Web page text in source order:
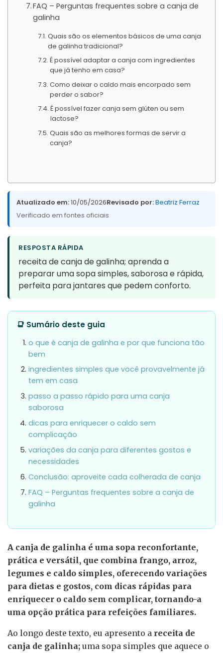
FAQ – Perguntas frequentes sobre a canja de
galinha
Quais são os elementos básicos de uma canja
de galinha tradicional?
É possível adaptar a canja com ingredientes
que já tenho em casa?
Como deixar o caldo mais encorpado sem
perder o sabor?
É possível fazer canja sem glúten ou sem
lactose?
Quais são as melhores formas de servir a
canja?
Atualizado em:10/05/2026Revisado por:Beatriz Ferraz
Verificado em fontes oficiais
RESPOSTA RÁPIDA
receita de canja de galinha; aprenda a
preparar uma sopa simples, saborosa e rápida,
perfeita para jantares que pedem conforto.
📑 Sumário deste guia
o que é canja de galinha e por que funciona tão
bem
ingredientes simples que você provavelmente já
tem em casa
passo a passo rápido para uma canja
saborosa
dicas para enriquecer o caldo sem
complicação
variações da canja para diferentes gostos e
necessidades
Conclusão: aproveite cada colherada de canja
FAQ – Perguntas frequentes sobre a canja de
galinha
A canja de galinha é uma sopa reconfortante,
prática e versátil, que combina frango, arroz,
legumes e caldo simples, oferecendo variações
para dietas e gostos, com dicas rápidas para
enriquecer o caldo sem complicar, tornando-a
uma opção prática para refeições familiares.
Ao longo deste texto, eu apresento a receita de
canja de galinha; uma sopa simples que aquece o